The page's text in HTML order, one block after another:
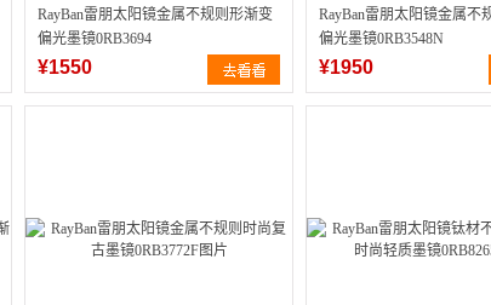
RayBan雷朋太阳镜金属不规则形渐变
偏光墨镜0RB3694
¥1550
RayBan雷朋太阳镜金属不
偏光墨镜0RB3548N
¥1950